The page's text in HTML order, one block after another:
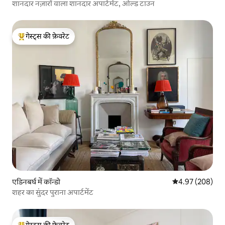
शानदार नज़ारों वाला शानदार अपार्टमेंट, ओल्ड टाउन
गेस्ट्स का टॉप फ़ेवरेट
गेस्ट्स की फ़ेवरेट
एडिनबर्घ में कॉन्डो औसत रेटिंग 5 में से
4.97 (208)
शहर का सुंदर पुराना अपार्टमेंट